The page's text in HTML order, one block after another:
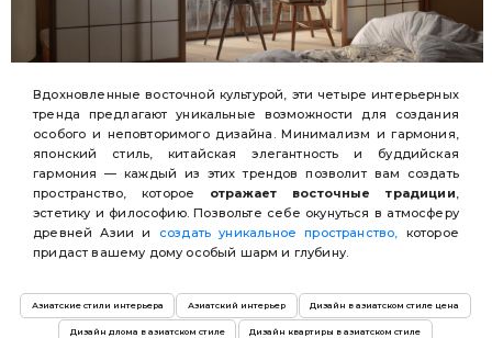
Вдохновленные восточной культурой, эти четыре интерьерных
тренда предлагают уникальные возможности для создания
особого и неповторимого дизайна. Минимализм и гармония,
японский стиль, китайская элегантность и буддийская
гармония — каждый из этих трендов позволит вам создать
пространство, которое отражает восточные традиции,
эстетику и философию. Позвольте себе окунуться в атмосферу
древней Азии и создать уникальное пространство, которое
придаст вашему дому особый шарм и глубину.
Азиатские стили интерьера Азиатский интерьер Дизайн в азиатском стиле цена
Дизайн длома в азиатском стиле Дизайн квартиры в азиатском стиле